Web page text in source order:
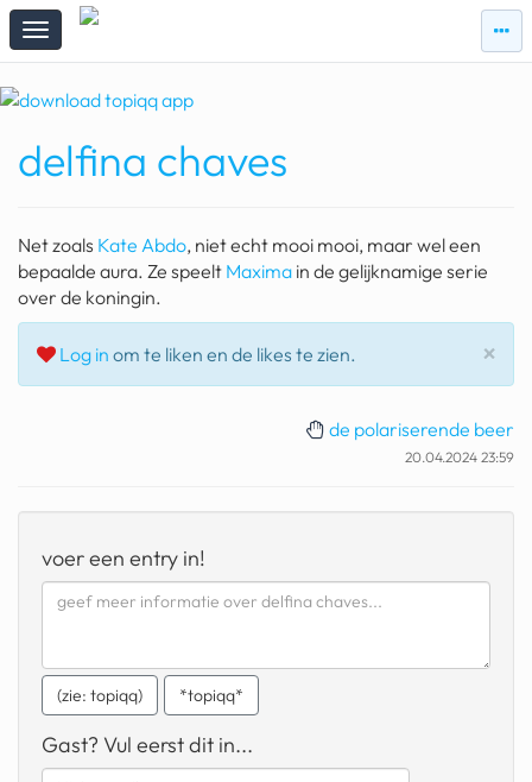
zie
topiqqs
zie
#vandaag
Topiqqs Reacties
ark van noach
pokemon kaarten
fomo
groenland
geochelone yniphora
wibra
dubai chocolade
it really whips the llama s
ass
delfina chaves
Net zoals Kate Abdo, niet echt mooi mooi, maar wel een
bepaalde aura. Ze speelt Maxima in de gelijknamige serie
over de koningin.
×
Log in om te liken en de likes te zien.
de polariserende beer
20.04.2024 23:59
voer een entry in!
(zie: topiqq) *topiqq*
Gast? Vul eerst dit in...